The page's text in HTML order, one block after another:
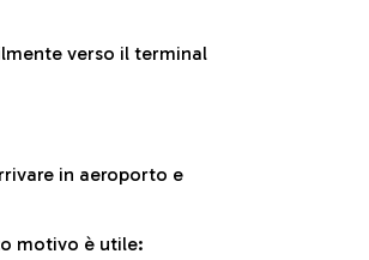
verso il terminal
in aeroporto e
motivo è utile: